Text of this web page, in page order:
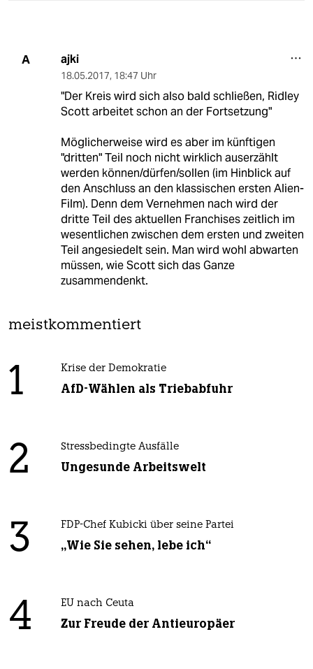
A ajki
18.05.2017, 18:47 Uhr
"Der Kreis wird sich also bald schließen, Ridley
Scott arbeitet schon an der Fortsetzung"
Möglicherweise wird es aber im künftigen
"dritten" Teil noch nicht wirklich auserzählt
werden können/dürfen/sollen (im Hinblick auf
den Anschluss an den klassischen ersten Alien-
Film). Denn dem Vernehmen nach wird der
dritte Teil des aktuellen Franchises zeitlich im
wesentlichen zwischen dem ersten und zweiten
Teil angesiedelt sein. Man wird wohl abwarten
müssen, wie Scott sich das Ganze
zusammendenkt.
meistkommentiert
1 Krise der Demokratie
AfD-Wählen als Triebabfuhr
2 Stressbedingte Ausfälle
Ungesunde Arbeitswelt
3 FDP-Chef Kubicki über seine Partei
„Wie Sie sehen, lebe ich“
4 EU nach Ceuta
Zur Freude der Antieuropäer